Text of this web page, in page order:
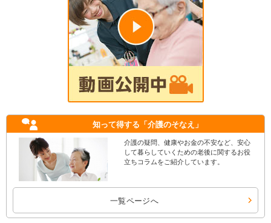
知って得する 「介護のそなえ」
介護の疑問、健康やお金の不安など、安心
して暮らしていくための老後に関するお役
立ちコラムをご紹介しています。
一覧ページへ